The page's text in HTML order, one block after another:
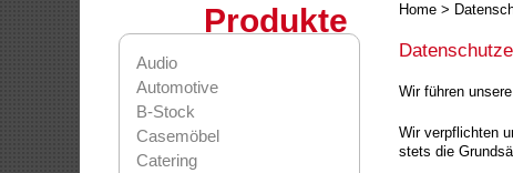
Produkte
Audio
Automotive
B-Stock
Casemöbel
Catering
Home >
Wir führen
Wir verpflichten
stets die